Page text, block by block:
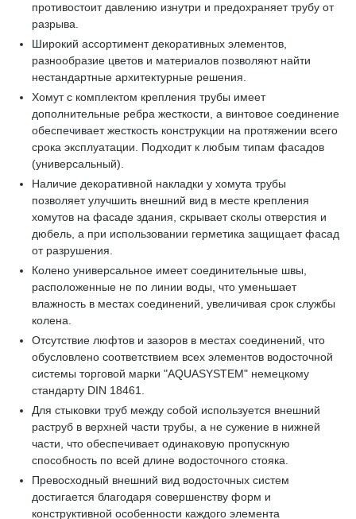
противостоит давлению изнутри и предохраняет трубу от
разрыва.
Широкий ассортимент декоративных элементов,
разнообразие цветов и материалов позволяют найти
нестандартные архитектурные решения.
Хомут с комплектом крепления трубы имеет
дополнительные ребра жесткости, а винтовое соединение
обеспечивает жесткость конструкции на протяжении всего
срока эксплуатации. Подходит к любым типам фасадов
(универсальный).
Наличие декоративной накладки у хомута трубы
позволяет улучшить внешний вид в месте крепления
хомутов на фасаде здания, скрывает сколы отверстия и
дюбель, а при использовании герметика защищает фасад
от разрушения.
Колено универсальное имеет соединительные швы,
расположенные не по линии воды, что уменьшает
влажность в местах соединений, увеличивая срок службы
колена.
Отсутствие люфтов и зазоров в местах соединений, что
обусловлено соответствием всех элементов водосточной
системы торговой марки "AQUASYSTEM" немецкому
стандарту DIN 18461.
Для стыковки труб между собой используется внешний
раструб в верхней части трубы, а не сужение в нижней
части, что обеспечивает одинаковую пропускную
способность по всей длине водосточного стояка.
Превосходный внешний вид водосточных систем
достигается благодаря совершенству форм и
конструктивной особенности каждого элемента